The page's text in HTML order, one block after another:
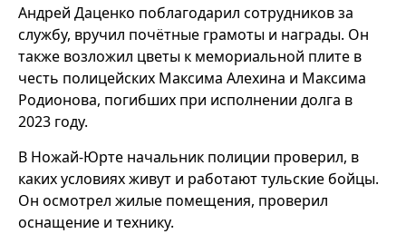
Андрей Даценко поблагодарил сотрудников за
службу, вручил почётные грамоты и награды. Он
также возложил цветы к мемориальной плите в
честь полицейских Максима Алехина и Максима
Родионова, погибших при исполнении долга в
2023 году.
В Ножай-Юрте начальник полиции проверил, в
каких условиях живут и работают тульские бойцы.
Он осмотрел жилые помещения, проверил
оснащение и технику.